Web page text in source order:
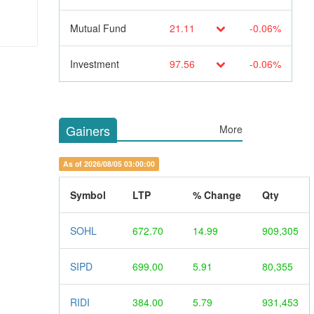
Mutual Fund 21.11 -0.06%
Investment 97.56 -0.06%
Gainers More
As of 2026/08/05 03:00:00
Symbol LTP % Change Qty
SOHL 672.70 14.99 909,305
SIPD 699.00 5.91 80,355
RIDI 384.00 5.79 931,453